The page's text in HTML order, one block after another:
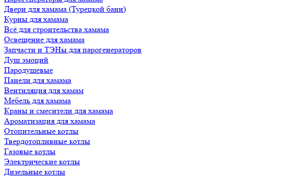
Двери для хамама (Турецкой бани)
Курны для хамама
Всё для строительства хамама
Освещение для хамама
Запчасти и ТЭНы для парогенераторов
Душ эмоций
Пародушевые
Панели для хамама
Вентиляция для хамам
Мебель для хамама
Краны и смесители для хамама
Ароматизация для хамама
Отопительные котлы
Твердотопливные котлы
Газовые котлы
Электрические котлы
Дизельные котлы